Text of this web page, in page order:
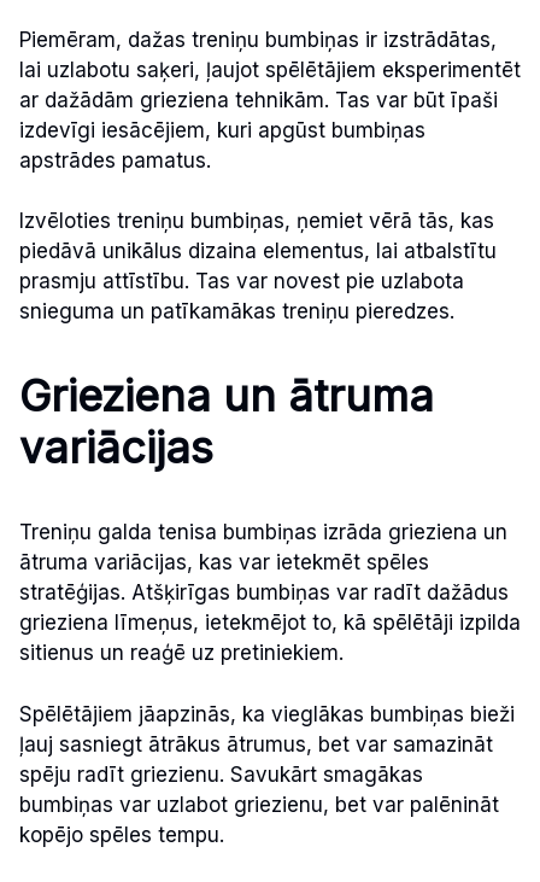
Piemēram, dažas treniņu bumbiņas ir izstrādātas,
lai uzlabotu saķeri, ļaujot spēlētājiem eksperimentēt
ar dažādām grieziena tehnikām. Tas var būt īpaši
izdevīgi iesācējiem, kuri apgūst bumbiņas
apstrādes pamatus.
Izvēloties treniņu bumbiņas, ņemiet vērā tās, kas
piedāvā unikālus dizaina elementus, lai atbalstītu
prasmju attīstību. Tas var novest pie uzlabota
snieguma un patīkamākas treniņu pieredzes.
Grieziena un ātruma
variācijas
Treniņu galda tenisa bumbiņas izrāda grieziena un
ātruma variācijas, kas var ietekmēt spēles
stratēģijas. Atšķirīgas bumbiņas var radīt dažādus
grieziena līmeņus, ietekmējot to, kā spēlētāji izpilda
sitienus un reaģē uz pretiniekiem.
Spēlētājiem jāapzinās, ka vieglākas bumbiņas bieži
ļauj sasniegt ātrākus ātrumus, bet var samazināt
spēju radīt griezienu. Savukārt smagākas
bumbiņas var uzlabot griezienu, bet var palēnināt
kopējo spēles tempu.